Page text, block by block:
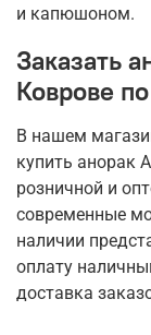
и капюшоном.
Заказать
Коврове
В нашем
купить анорак
розничной и
современные
наличии
оплату
доставка